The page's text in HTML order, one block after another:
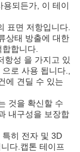
되든가, 이 테이
표면 저항입니다.
상태 방출에 대한
합니다.
항성 을 가지고 있
로 사용 됩니다.,
에 견딜 수 있는
것을 확신할 수
내구성을 보장합
히 전자 및 3D
다.캡톤 테이프